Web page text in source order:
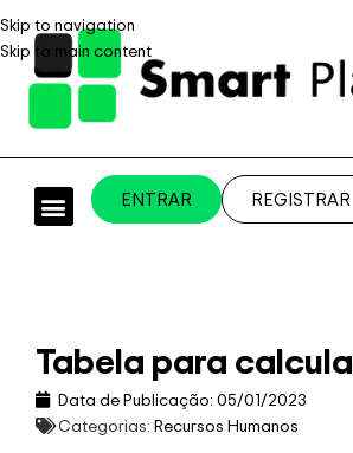
Skip to navigation
Skip to main content
ENTRAR REGISTRAR
Tabela para
Data de Publicação: 05/01/2023
Categorias: Recursos Humanos